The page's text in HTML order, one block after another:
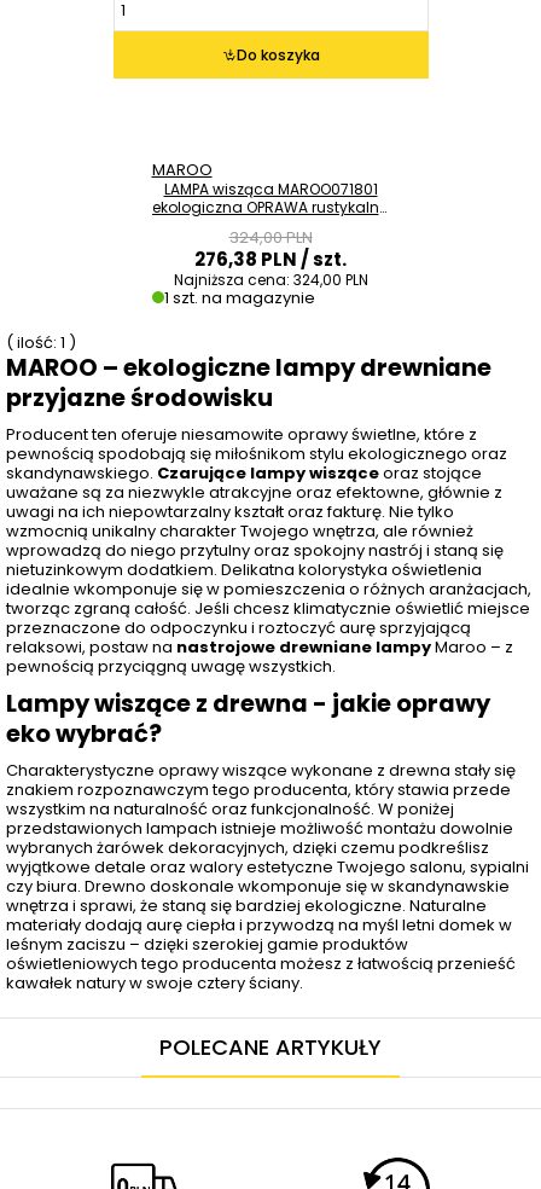
Do koszyka
MAROO
LAMPA wisząca MAROO071801
ekologiczna OPRAWA rustykalna
324,00 PLN
276,38 PLN/ szt.
Najniższa cena: 324,00 PLN
1 szt. na magazynie
( ilość: 1 )
MAROO – ekologiczne lampy drewniane
przyjazne środowisku
Producent ten oferuje niesamowite oprawy świetlne, które z
pewnością spodobają się miłośnikom stylu ekologicznego oraz
skandynawskiego. Czarujące lampy wisząceoraz stojące
uważane są za niezwykle atrakcyjne oraz efektowne, głównie z
uwagi na ich niepowtarzalny kształt oraz fakturę. Nie tylko
wzmocnią unikalny charakter Twojego wnętrza, ale również
wprowadzą do niego przytulny oraz spokojny nastrój i staną się
nietuzinkowym dodatkiem. Delikatna kolorystyka oświetlenia
idealnie wkomponuje się w pomieszczenia o różnych aranżacjach,
tworząc zgraną całość. Jeśli chcesz klimatycznie oświetlić miejsce
przeznaczone do odpoczynku i roztoczyć aurę sprzyjającą
relaksowi, postaw na nastrojowe drewniane lampyMaroo – z
pewnością przyciągną uwagę wszystkich.
Lampy wiszące z drewna - jakie oprawy
eko wybrać?
Charakterystyczne oprawy wiszące wykonane z drewna stały się
znakiem rozpoznawczym tego producenta, który stawia przede
wszystkim na naturalność oraz funkcjonalność. W poniżej
przedstawionych lampach istnieje możliwość montażu dowolnie
wybranych żarówek dekoracyjnych, dzięki czemu podkreślisz
wyjątkowe detale oraz walory estetyczne Twojego salonu, sypialni
czy biura. Drewno doskonale wkomponuje się w skandynawskie
wnętrza i sprawi, że staną się bardziej ekologiczne. Naturalne
materiały dodają aurę ciepła i przywodzą na myśl letni domek w
leśnym zaciszu – dzięki szerokiej gamie produktów
oświetleniowych tego producenta możesz z łatwością przenieść
kawałek natury w swoje cztery ściany.
POLECANE ARTYKUŁY